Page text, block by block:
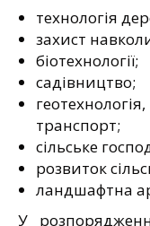
технологія
захист
біотехнології;
садівництво;
транспорт;
сільське
розвиток
ландшафтна
У